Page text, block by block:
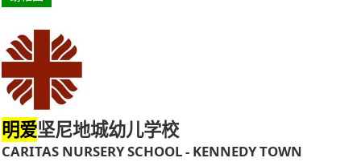
明爱坚尼地城幼儿学校
CARITAS NURSERY SCHOOL - KENNEDY TOWN